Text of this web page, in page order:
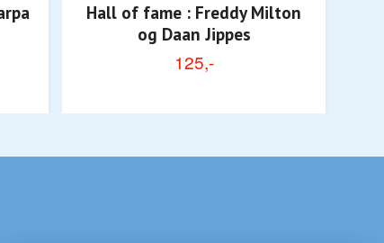
Hall of fame : Freddy Milton
og Daan Jippes
125,-